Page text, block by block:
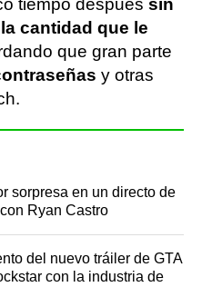
tiempo después sin
cantidad que le
que gran parte
y otras
sorpresa en un directo de
Ryan Castro
del nuevo tráiler de GTA
con la industria de